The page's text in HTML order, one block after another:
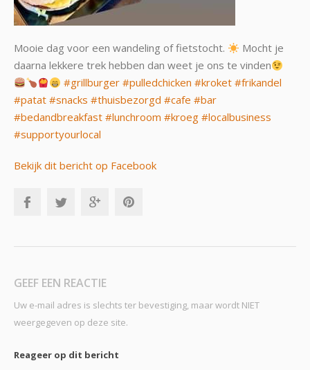
Mooie dag voor een wandeling of fietstocht.
Mocht je
daarna lekkere trek hebben dan weet je ons te vinden
#grillburger #pulledchicken #kroket #frikandel
#patat #snacks #thuisbezorgd #cafe #bar
#bedandbreakfast #lunchroom #kroeg #localbusiness
#supportyourlocal
Bekijk dit bericht op Facebook
GEEF EEN REACTIE
Uw e-mail adres is slechts ter bevestiging, maar wordt NIET
weergegeven op deze site.
Reageer op dit bericht